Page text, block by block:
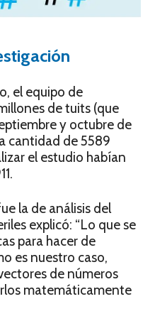
el equipo de
de tuits (que
y octubre de
cantidad de 5589
el estudio habían
la de análisis del
explicó: “Lo que se
para hacer de
es nuestro caso,
de números
matemáticamente